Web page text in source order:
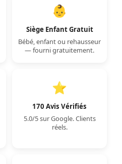
👶
Siège Enfant Gratuit
Bébé, enfant ou rehausseur
— fourni gratuitement.
⭐
170 Avis Vérifiés
5.0/5 sur Google. Clients
réels.